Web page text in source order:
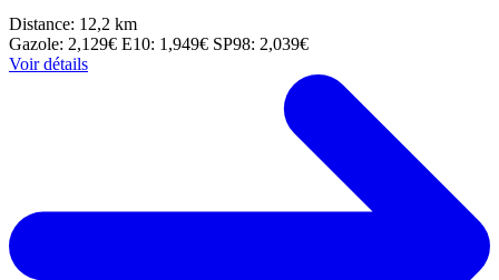
Distance: 12,2 km
Gazole: 2,129€ E10: 1,949€ SP98: 2,039€
Voir détails